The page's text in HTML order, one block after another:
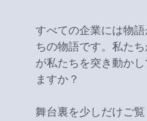
すべての企業には物
ちの物語です。私た
が私たちを突き動か
ますか？
舞台裏を少しだけご